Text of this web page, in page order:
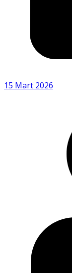
15 Mart 2026